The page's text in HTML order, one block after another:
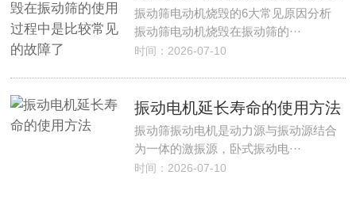
振动筛电动机烧毁的6大常见原因分析
振动筛电动机烧毁在振动筛的···
时间：2026-07-10
振动电机延长寿命的使用方法
振动筛振动电机是动力源与振动源结合
为一体的激振源，卧式振动电···
时间：2026-07-10